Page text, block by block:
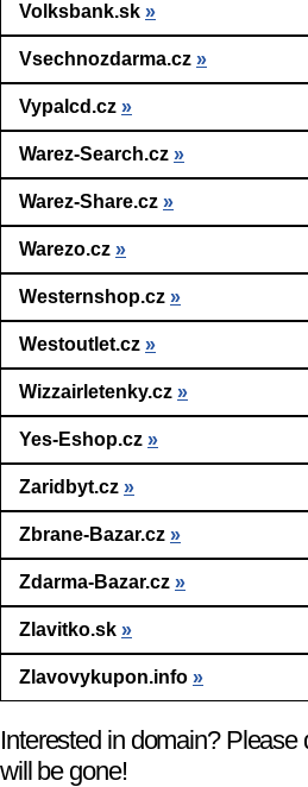
Volksbank.sk »
Vsechnozdarma.cz »
Vypalcd.cz »
Warez-Search.cz »
Warez-Share.cz »
Warezo.cz »
Westernshop.cz »
Westoutlet.cz »
Wizzairletenky.cz »
Yes-Eshop.cz »
Zaridbyt.cz »
Zbrane-Bazar.cz »
Zdarma-Bazar.cz »
Zlavitko.sk »
Zlavovykupon.info »
Interested in domain?
will be gone!